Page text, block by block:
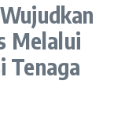
Melalui
Tenaga